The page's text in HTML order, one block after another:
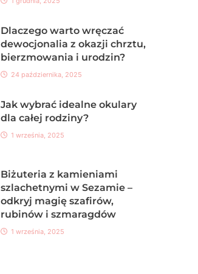
Dlaczego warto wręczać
dewocjonalia z okazji chrztu,
bierzmowania i urodzin?
24 października, 2025
Jak wybrać idealne okulary
dla całej rodziny?
1 września, 2025
Biżuteria z kamieniami
szlachetnymi w Sezamie –
odkryj magię szafirów,
rubinów i szmaragdów
1 września, 2025